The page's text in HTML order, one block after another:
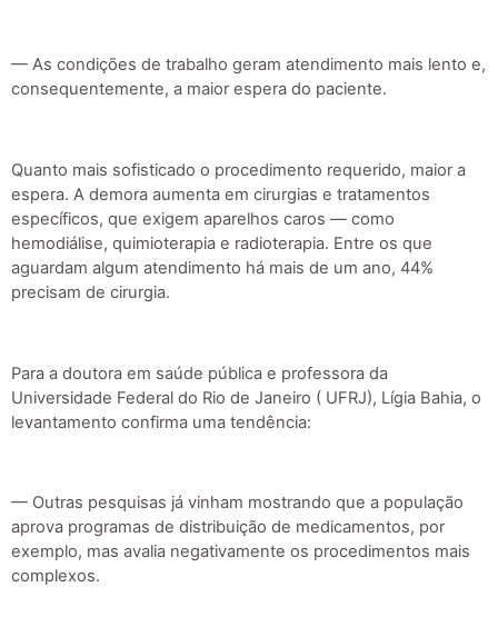
— As condições de trabalho geram atendimento mais lento e,
consequentemente, a maior espera do paciente.
Quanto mais sofisticado o procedimento requerido, maior a
espera. A demora aumenta em cirurgias e tratamentos
específicos, que exigem aparelhos caros — como
hemodiálise, quimioterapia e radioterapia. Entre os que
aguardam algum atendimento há mais de um ano, 44%
precisam de cirurgia.
Para a doutora em saúde pública e professora da
Universidade Federal do Rio de Janeiro ( UFRJ), Lígia Bahia, o
levantamento confirma uma tendência:
— Outras pesquisas já vinham mostrando que a população
aprova programas de distribuição de medicamentos, por
exemplo, mas avalia negativamente os procedimentos mais
complexos.